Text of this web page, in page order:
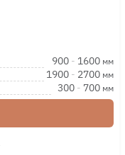
900 - 1600 мм
1900 - 2700 мм
300 - 700 мм